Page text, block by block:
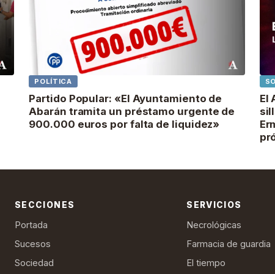
POLÍTICA
Partido Popular: «El Ayuntamiento de
Abarán tramita un préstamo urgente de
900.000 euros por falta de liquidez»
El
SECCIONES
Portada
Sucesos
Sociedad
SERVICIOS
Necrológicas
Farmacia de guardia
El tiempo